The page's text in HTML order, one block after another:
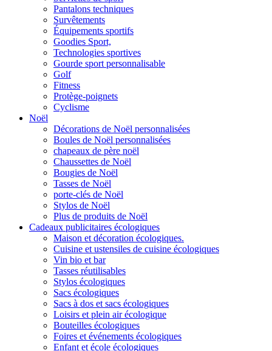
Pantalons techniques
Survêtements
Équipements sportifs
Goodies Sport,
Technologies sportives
Gourde sport personnalisable
Golf
Fitness
Protège-poignets
Cyclisme
Noël
Décorations de Noël personnalisées
Boules de Noël personnalisées
chapeaux de père noël
Chaussettes de Noël
Bougies de Noël
Tasses de Noël
porte-clés de Noël
Stylos de Noël
Plus de produits de Noël
Cadeaux publicitaires écologiques
Maison et décoration écologiques.
Cuisine et ustensiles de cuisine écologiques
Vin bio et bar
Tasses réutilisables
Stylos écologiques
Sacs écologiques
Sacs à dos et sacs écologiques
Loisirs et plein air écologique
Bouteilles écologiques
Foires et événements écologiques
Enfant et école écologiques